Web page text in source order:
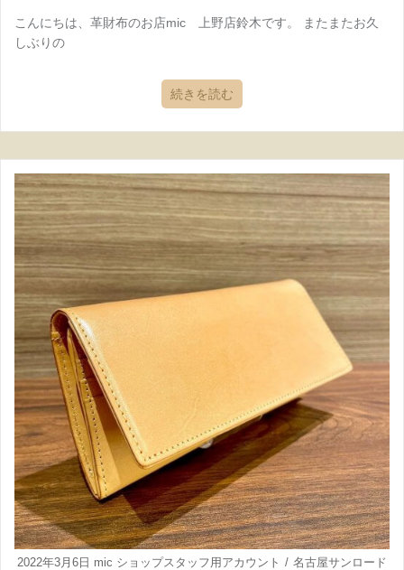
こんにちは、革財布のお店mic 上野店鈴木です。 またまたお久
しぶりの
続きを読む
2022年3月6日 mic ショップスタッフ用アカウント
名古屋サンロード